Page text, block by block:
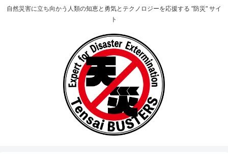
自然災害に立ち向かう人類の知恵と勇気とテクノロジーを応援する "防災" サイ
ト